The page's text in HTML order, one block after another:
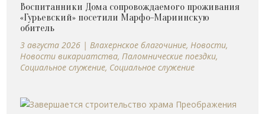
Воспитанники Дома сопровождаемого проживания
«Гурьевский» посетили Марфо-Мариинскую
обитель
3 августа 2026 | Влахернское благочиние, Новости,
Новости викариатства, Паломнические поездки,
Социальное служение, Социальное служение